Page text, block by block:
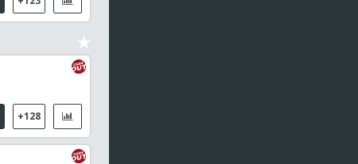
Open de China
13:35China - Super League
Dalian Zhixing FC / Shenyang City FC
+128